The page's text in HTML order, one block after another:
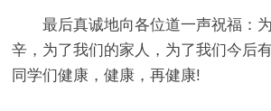
最后真诚地向各位道一声祝福：
辛，为了我们的家人，为了我们今后
同学们健康，健康，再健康!